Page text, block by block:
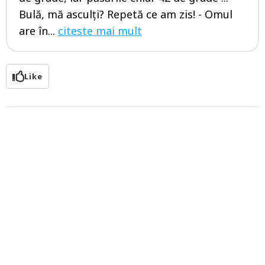
Bulă, mă asculți? Repetă ce am zis! - Omul
are în... citeste mai mult
Like